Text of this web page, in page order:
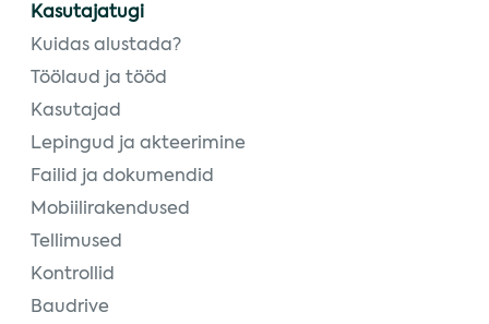
Kasutajatugi
Kuidas alustada?
Töölaud ja tööd
Kasutajad
Lepingud ja akteerimine
Failid ja dokumendid
Mobiilirakendused
Tellimused
Kontrollid
Baudrive